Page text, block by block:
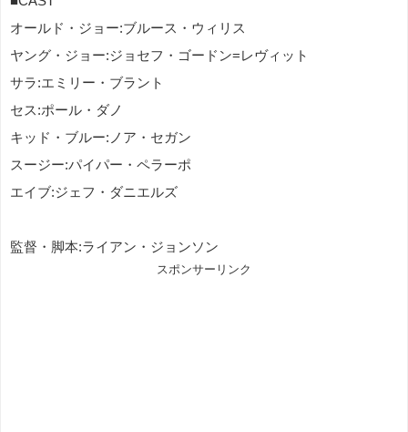
オールド・ジョー:ブルース・ウィリス
ヤング・ジョー:ジョセフ・ゴードン=レヴィット
サラ:エミリー・ブラント
セス:ポール・ダノ
キッド・ブルー:ノア・セガン
スージー:パイパー・ペラーポ
エイブ:ジェフ・ダニエルズ
監督・脚本:ライアン・ジョンソン
スポンサーリンク